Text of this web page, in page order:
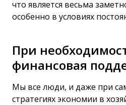
что является весьма
особенно в условиях
При
финансовая
Мы все люди, и даже при
стратегиях экономии в